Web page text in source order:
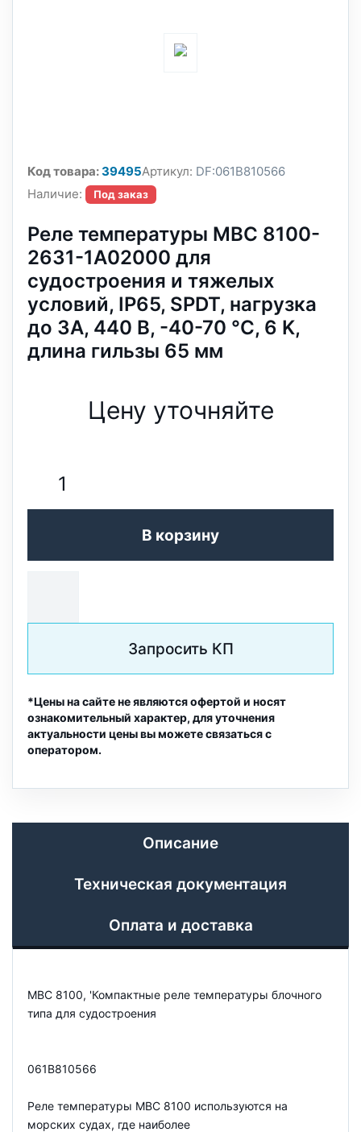
Код товара:39495Артикул: DF:061B810566
Наличие:
Под заказ
Реле температуры MBC 8100-
2631-1A02000 для
судостроения и тяжелых
условий, IP65, SPDT, нагрузка
до 3А, 440 В, -40-70 °C, 6 K,
длина гильзы 65 мм
Цену уточняйте
В корзину
Запросить КП
*Цены на сайте не являются офертой и носят
ознакомительный характер, для уточнения
актуальности цены вы можете связаться с
оператором.
Описание
Техническая документация
Оплата и доставка
MBC 8100, 'Компактные реле температуры блочного
типа для судостроения
061B810566
Реле температуры MBC 8100 используются на
морских судах, где наиболее